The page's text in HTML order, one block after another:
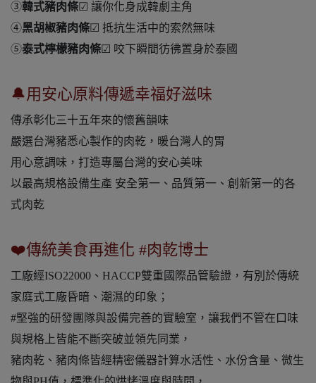
③韓式豬肉條☑ 讓你化身成韓劇主角
④黑胡椒豬肉條☑ 抵抗生活中的索然無味
⑤泰式檸檬豬肉條☑ 咬下瞬間彷彿置身於泰國
🔔用安心原料傳遞幸福好滋味
傳承彰化三十五年來的懷舊韻味
嚴選台灣豬悉心製作的肉乾，暖台灣人的胃
用心意調味，打造專屬台灣的安心美味
以最高規格設備生產 安全第一、品質第一、創新第一的各
式肉乾
❤️傳統美食再進化 #肉乾博士
工廠經ISO22000、HACCP雙重國際品管驗證，有別於傳統
家庭式工廠昏暗、潮濕的印象；
#堅強的研發團隊與設備完善的實驗室，讓我們不管在口味
與規格上皆能不斷突破並領先同業，
豬肉乾、豬肉條皆經精密儀器計算水活性、水份含量、微生